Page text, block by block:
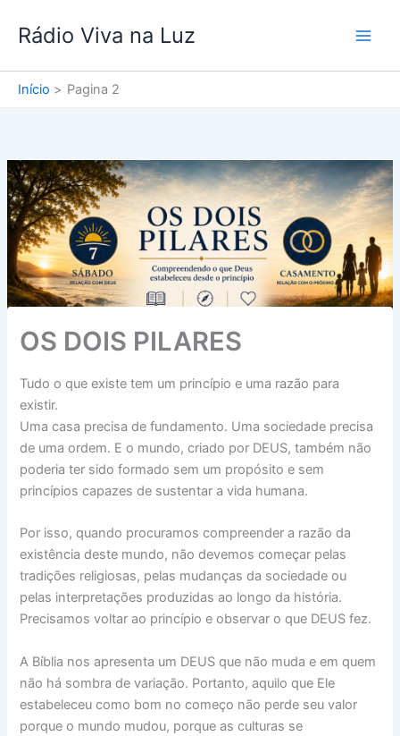
para
conteúdo
Rádio Viva na Luz
Início Pagina 2
OS DOIS PILARES
Tudo o que existe tem um princípio e uma razão para
existir.
Uma casa precisa de fundamento. Uma sociedade precisa
de uma ordem. E o mundo, criado por DEUS, também não
poderia ter sido formado sem um propósito e sem
princípios capazes de sustentar a vida humana.
Por isso, quando procuramos compreender a razão da
existência deste mundo, não devemos começar pelas
tradições religiosas, pelas mudanças da sociedade ou
pelas interpretações produzidas ao longo da história.
Precisamos voltar ao princípio e observar o que DEUS fez.
A Bíblia nos apresenta um DEUS que não muda e em quem
não há sombra de variação. Portanto, aquilo que Ele
estabeleceu como bom no começo não perde seu valor
porque o mundo mudou, porque as culturas se